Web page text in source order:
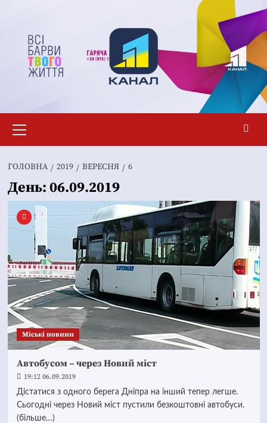
вмісту
меню
ГОЛОВНА 2019 ВЕРЕСНЯ 6
День: 06.09.2019
Mіські новини
Автобусом – через Новий міст
19:12 06.09.2019
Дістатися з одного берега Дніпра на інший тепер легше.
Сьогодні через Новий міст пустили безкоштовні автобуси.
(більше…)